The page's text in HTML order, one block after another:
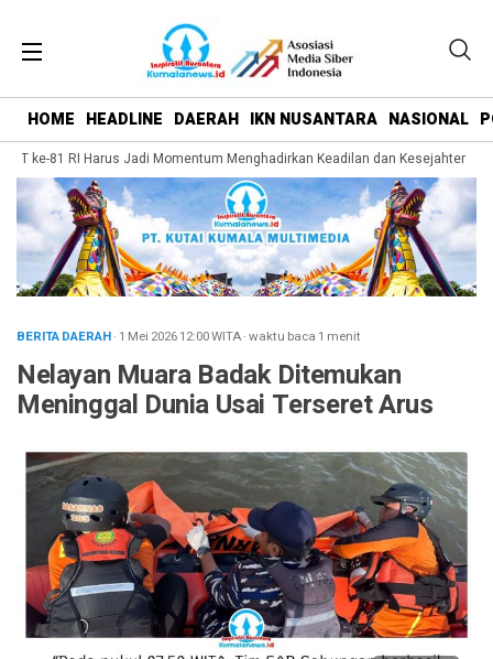
HOME HEADLINE DAERAH IKN NUSANTARA NASIONAL
ke-81 RI Harus Jadi Momentum Menghadirkan Keadilan dan Kesejahteraan
BERITA DAERAH· 1 Mei 202612:00WITA·waktu baca 1 menit
Nelayan Muara Badak Ditemukan
Meninggal Dunia Usai Terseret Arus